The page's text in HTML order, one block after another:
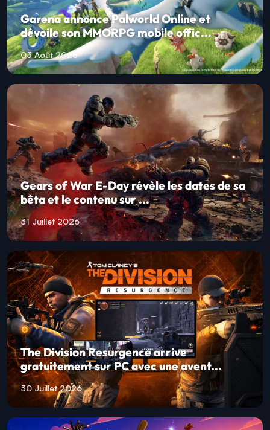
Garena annonce Palworld Online et
dévoile son MMORPG mobile offic...
03 Août 2026
Gears of War E-Day révèle les dates de sa
bêta et le contenu sur ...
31 Juillet 2026
The Division Resurgence arrive
gratuitement sur PC avec une avent...
30 Juillet 2026